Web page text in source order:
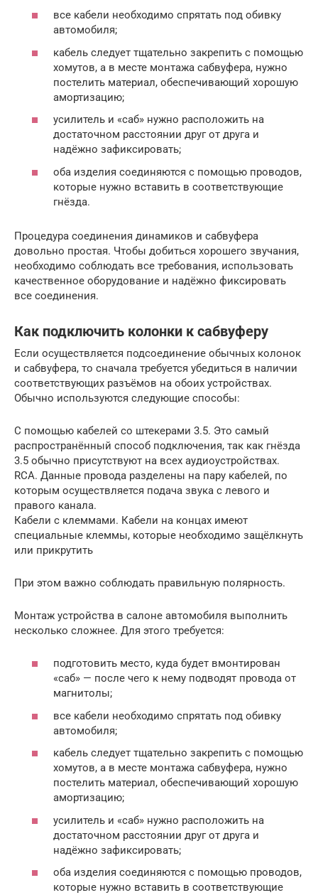
все кабели необходимо спрятать под обивку
автомобиля;
кабель следует тщательно закрепить с помощью
хомутов, а в месте монтажа сабвуфера, нужно
постелить материал, обеспечивающий хорошую
амортизацию;
усилитель и «саб» нужно расположить на
достаточном расстоянии друг от друга и
надёжно зафиксировать;
оба изделия соединяются с помощью проводов,
которые нужно вставить в соответствующие
гнёзда.
Процедура соединения динамиков и сабвуфера
довольно простая. Чтобы добиться хорошего звучания,
необходимо соблюдать все требования, использовать
качественное оборудование и надёжно фиксировать
все соединения.
Как подключить колонки к сабвуферу
Если осуществляется подсоединение обычных колонок
и сабвуфера, то сначала требуется убедиться в наличии
соответствующих разъёмов на обоих устройствах.
Обычно используются следующие способы:
С помощью кабелей со штекерами 3.5. Это самый
распространённый способ подключения, так как гнёзда
3.5 обычно присутствуют на всех аудиоустройствах.
RCA. Данные провода разделены на пару кабелей, по
которым осуществляется подача звука с левого и
правого канала.
Кабели с клеммами. Кабели на концах имеют
специальные клеммы, которые необходимо защёлкнуть
или прикрутить
При этом важно соблюдать правильную полярность.
Монтаж устройства в салоне автомобиля выполнить
несколько сложнее. Для этого требуется:
подготовить место, куда будет вмонтирован
«саб» — после чего к нему подводят провода от
магнитолы;
все кабели необходимо спрятать под обивку
автомобиля;
кабель следует тщательно закрепить с помощью
хомутов, а в месте монтажа сабвуфера, нужно
постелить материал, обеспечивающий хорошую
амортизацию;
усилитель и «саб» нужно расположить на
достаточном расстоянии друг от друга и
надёжно зафиксировать;
оба изделия соединяются с помощью проводов,
которые нужно вставить в соответствующие